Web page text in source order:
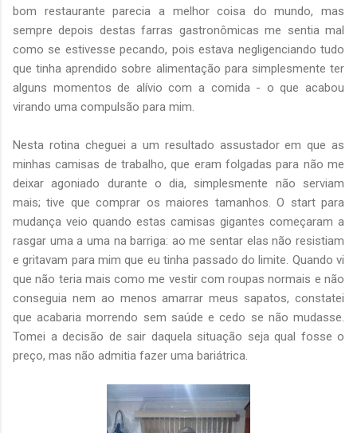
bom restaurante parecia a melhor coisa do mundo, mas
sempre depois destas farras gastronômicas me sentia mal
como se estivesse pecando, pois estava negligenciando tudo
que tinha aprendido sobre alimentação para simplesmente ter
alguns momentos de alívio com a comida - o que acabou
virando uma compulsão para mim.
Nesta rotina cheguei a um resultado assustador em que as
minhas camisas de trabalho, que eram folgadas para não me
deixar agoniado durante o dia, simplesmente não serviam
mais; tive que comprar os maiores tamanhos. O start para
mudança veio quando estas camisas gigantes começaram a
rasgar uma a uma na barriga: ao me sentar elas não resistiam
e gritavam para mim que eu tinha passado do limite. Quando vi
que não teria mais como me vestir com roupas normais e não
conseguia nem ao menos amarrar meus sapatos, constatei
que acabaria morrendo sem saúde e cedo se não mudasse.
Tomei a decisão de sair daquela situação seja qual fosse o
preço, mas não admitia fazer uma bariátrica.